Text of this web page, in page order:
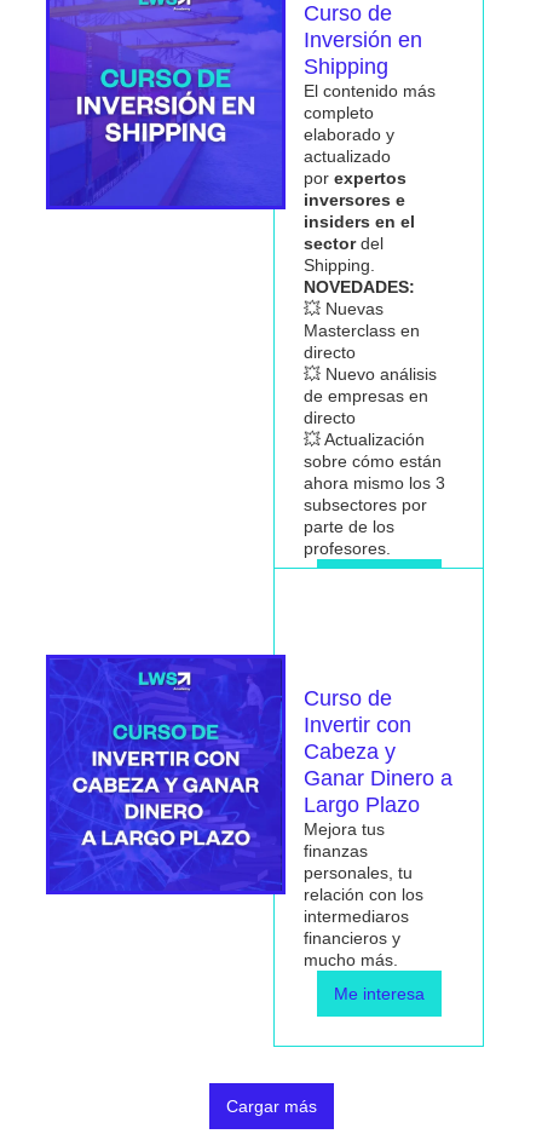
Curso de
Inversión en
Shipping
El contenido más
completo
elaborado y
actualizado
porexpertos
inversores e
insiders en el
sectordel
Shipping.
NOVEDADES:
💥 Nuevas
Masterclass en
directo
💥 Nuevo análisis
de empresas en
directo
💥 Actualización
sobre cómo están
ahora mismo los 3
subsectores por
parte de los
profesores.
Curso de
Invertir con
Cabeza y
Ganar Dinero a
Largo Plazo
Mejora tus
finanzas
personales, tu
relación con los
intermediaros
financieros y
mucho más.
Me interesa
Cargar más